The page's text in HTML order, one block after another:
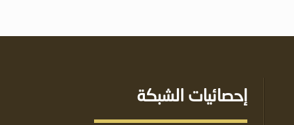
إحصائيات الشبكة